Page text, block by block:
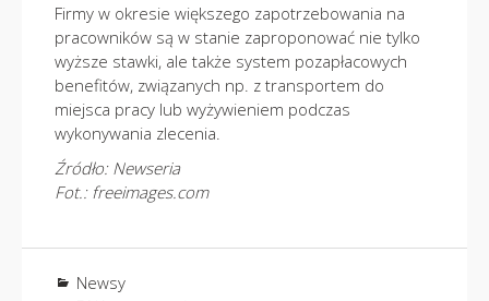
Firmy w okresie większego zapotrzebowania na
pracowników są w stanie zaproponować nie tylko
wyższe stawki, ale także system pozapłacowych
benefitów, związanych np. z transportem do
miejsca pracy lub wyżywieniem podczas
wykonywania zlecenia.
Źródło: Newseria
Fot.: freeimages.com
Newsy